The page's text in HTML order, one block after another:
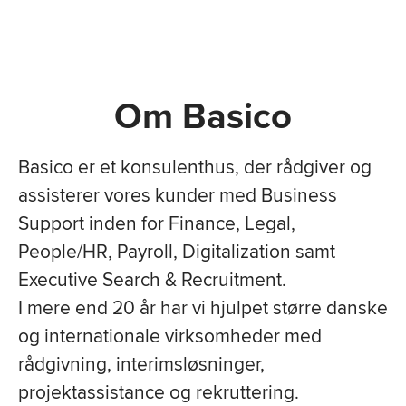
Om Basico
Basico er et konsulenthus, der rådgiver og
assisterer vores kunder med Business
Support inden for Finance, Legal,
People/HR, Payroll, Digitalization samt
Executive Search & Recruitment.
I mere end 20 år har vi hjulpet større danske
og internationale virksomheder med
rådgivning, interimsløsninger,
projektassistance og rekruttering.